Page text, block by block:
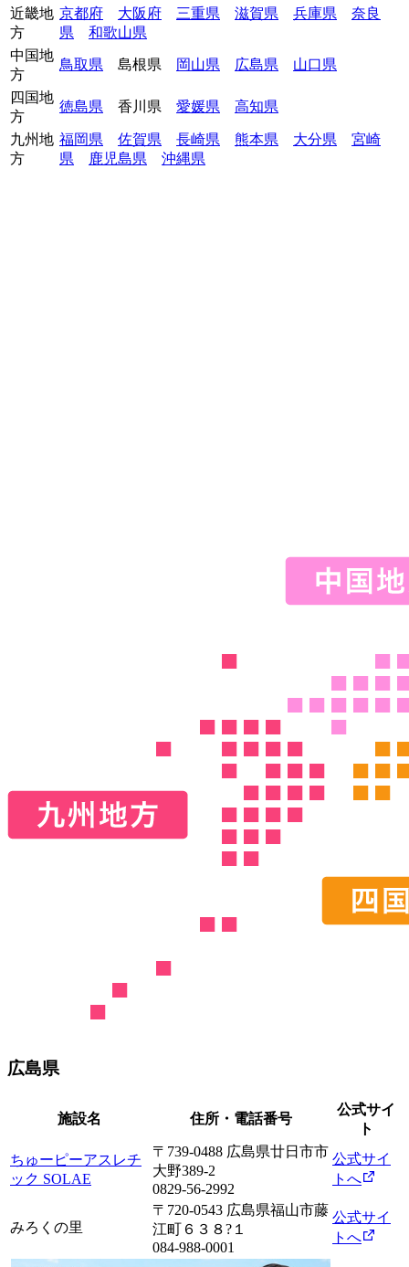
近畿地
方
京都府 大阪府 三重県 滋賀県 兵庫県
奈良
県
和歌山県
中国地
方
鳥取県 島根県 岡山県 広島県 山口県
四国地
方
徳島県 香川県 愛媛県 高知県
九州地
方
福岡県 佐賀県 長崎県 熊本県 大分県
宮崎
県
鹿児島県 沖縄県
広島県
施設名 住所・電話番号
公式サイ
ト
ちゅーピーアスレチ
ック SOLAE
〒739-0488 広島県廿日市市
大野389-2
0829-56-2992
公式サイ
トへ
みろくの里
〒720-0543 広島県福山市藤
江町６３８?１
084-988-0001
公式サイ
トへ